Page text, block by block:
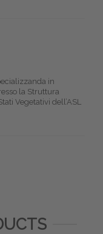
in
la Struttura
Vegetativi dell’ASL